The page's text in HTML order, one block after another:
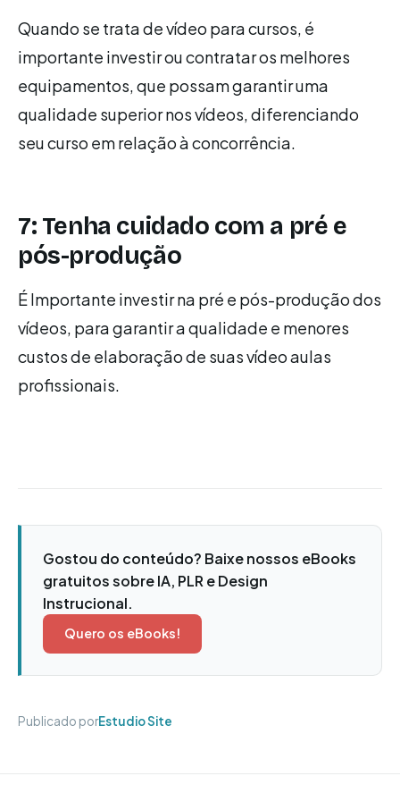
Quando se trata de vídeo para cursos, é
importante investir ou contratar os melhores
equipamentos, que possam garantir uma
qualidade superior nos vídeos, diferenciando
seu curso em relação à concorrência.
7: Tenha cuidado com a pré e
pós-produção
É Importante investir na pré e pós-produção dos
vídeos, para garantir a qualidade e menores
custos de elaboração de suas vídeo aulas
profissionais.
Gostou do conteúdo? Baixe nossos eBooks
gratuitos sobre IA, PLR e Design
Instrucional.
Quero os eBooks!
Publicado porEstudio Site